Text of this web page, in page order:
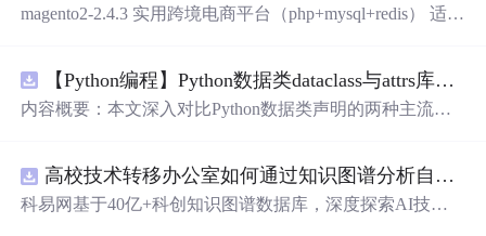
magento2-2.4.3 实用跨境电商平台（php+mysql+redis） 适用
【Python编程】Python数据类dataclass与attrs库对比
内容概要：本文深入对比Python数据类声明的两种主流方
码（boilerplate）消除出发，详解@dataclass装饰器的frozen/
unsafe_hash/order/slot参数语义、field()函数的默认值工厂与
高校技术转移办公室如何通过知识图谱分析自身成果转化瓶颈？.docx
科易网基于40亿+科创知识图谱数据库，深度探索AI技术